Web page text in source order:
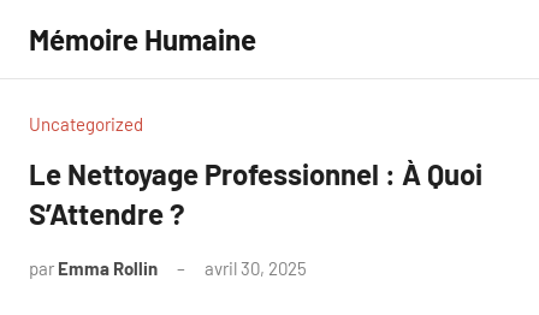
contenu
Mémoire Humaine
Uncategorized
Le Nettoyage Professionnel : À Quoi
S’Attendre ?
par Emma Rollin avril 30, 2025